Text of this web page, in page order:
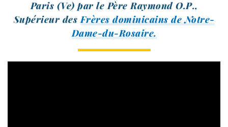
Paris (Ve) par le Père Raymond O.P.,
Supérieur desFrères domi­ni­cains de Notre-
Dame-du-Rosaire.